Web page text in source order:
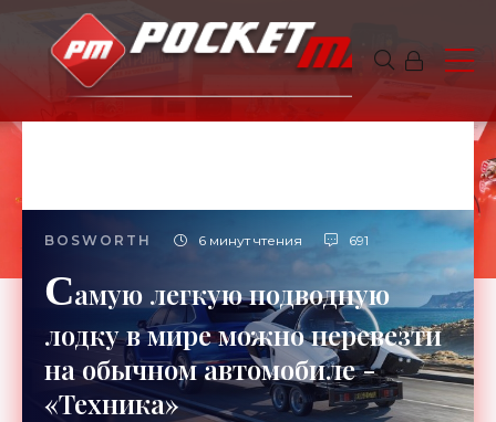
BOSWORTH 6 минут чтения 691
Самую легкую подводную
лодку в мире можно перевезти
на обычном автомобиле -
«Техника»